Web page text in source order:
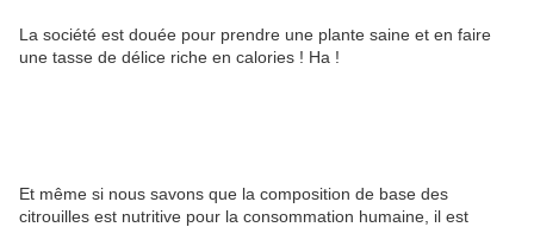
La société est douée pour prendre une plante saine et en faire
une tasse de délice riche en calories ! Ha !
Et même si nous savons que la composition de base des
citrouilles est nutritive pour la consommation humaine, il est